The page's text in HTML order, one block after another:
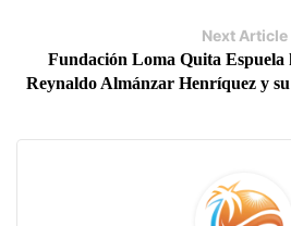
Next Article
Fundación Loma Quita Espuela
Reynaldo Almánzar Henríquez y